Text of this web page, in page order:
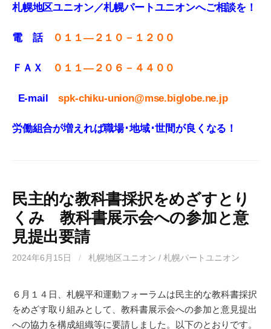
札幌地区ユニオン／札幌パートユニオンへご相談を！
電 話 ０１１—２１０－１２００
ＦＡＸ ０１１—２０６－４４００
E-mailspk-chiku-union@mse.biglobe.ne.jp
労働組合が増えれば職場･地域･世間が良くなる！
民主的な教科書採択をめざすとり
くみ 教科書展示会への参加と意
見提出要請
2024年6月15日 / 札幌地区ユニオン / 札幌パートユニオン
６月１４日、札幌平和運動フォーラムは民主的な教科書採択
をめざす取り組みとして、教科書展示会への参加と意見提出
への協力を構成組織等に要請しました。以下のとおりです。